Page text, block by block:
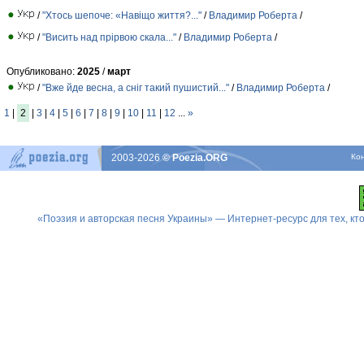
/"Хтось шепоче: «Навіщо життя?..." / Владимир Роберта /
/"Висить над прірвою скала..." / Владимир Роберта /
Опубликовано: 2025 /март
/"Вже йде весна, а сніг такий пушистий..." / Владимир Роберта /
1 | 2 | 3 | 4 | 5 | 6 | 7 | 8 | 9 | 10 | 11 | 12 »
2003-2026© Poezia.ORG
«Поэзия и авторская песня Украины» — Интернет-ресурс для тех,